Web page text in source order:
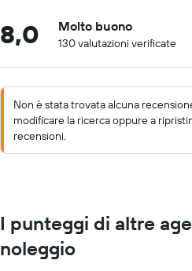
8,0 Molto buono
130 valutazioni verificate
Non è stata trovata alcuna
modificare la ricerca oppure a
recensioni.
I punteggi di altre
noleggio